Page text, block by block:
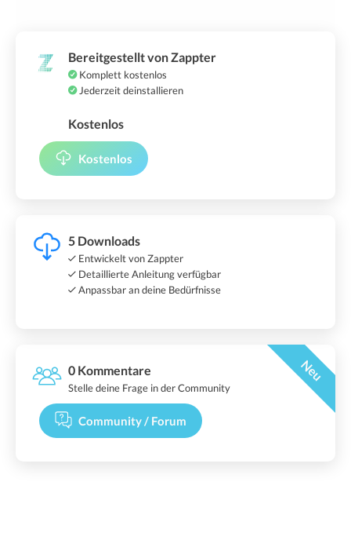
Bereitgestellt von Zappter
Komplett kostenlos
Jederzeit deinstallieren
Kostenlos
Kostenlos
5 Downloads
Entwickelt von Zappter
Detaillierte Anleitung verfügbar
Anpassbar an deine Bedürfnisse
0 Kommentare Neu
Stelle deine Frage in der Community
Community / Forum